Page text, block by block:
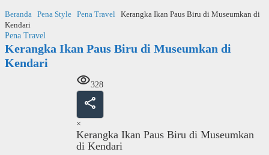
ke
konten
Beranda Pena Style Pena Travel
Kerangka Ikan Paus Biru di Museumkan di
Kendari
Pena Travel
Kerangka Ikan Paus Biru di Museumkan di
Kendari
328
×
Kerangka Ikan Paus Biru di Museumkan
di Kendari